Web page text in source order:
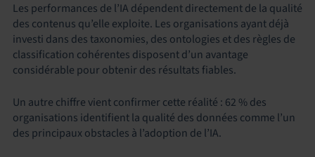
Les performances de l’IA dépendent directement de la qualité
des contenus qu’elle exploite. Les organisations ayant déjà
investi dans des taxonomies, des ontologies et des règles de
classification cohérentes disposent d’un avantage
considérable pour obtenir des résultats fiables.
Un autre chiffre vient confirmer cette réalité : 62 % des
organisations identifient la qualité des données comme l’un
des principaux obstacles à l’adoption de l’IA.